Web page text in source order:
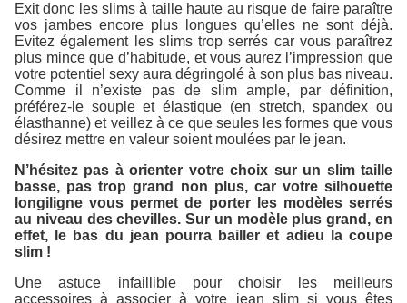
Exit donc les slims à taille haute au risque de faire paraître
vos jambes encore plus longues qu’elles ne sont déjà.
Evitez également les slims trop serrés car vous paraîtrez
plus mince que d’habitude, et vous aurez l’impression que
votre potentiel sexy aura dégringolé à son plus bas niveau.
Comme il n’existe pas de slim ample, par définition,
préférez-le souple et élastique (en stretch, spandex ou
élasthanne) et veillez à ce que seules les formes que vous
désirez mettre en valeur soient moulées par le jean.
N’hésitez pas à orienter votre choix sur un slim taille
basse, pas trop grand non plus, car votre silhouette
longiligne vous permet de porter les modèles serrés
au niveau des chevilles. Sur un modèle plus grand, en
effet, le bas du jean pourra bailler et adieu la coupe
slim !
Une astuce infaillible pour choisir les meilleurs
accessoires à associer à votre jean slim si vous êtes